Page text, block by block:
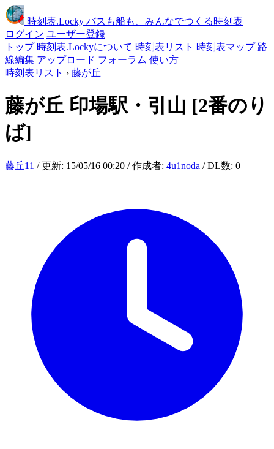
時刻表.Locky バスも船も、みんなでつくる時刻表
ログイン ユーザー登録
トップ 時刻表.Lockyについて 時刻表リスト 時刻表マップ 路
線編集 アップロード フォーラム 使い方
時刻表リスト › 藤が丘
藤が丘 印場駅・引山 [2番のり
ば]
藤丘11 / 更新: 15/05/16 00:20 / 作成者: 4u1noda / DL数: 0